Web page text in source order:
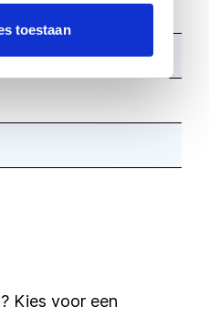
toestaan
Kies voor een